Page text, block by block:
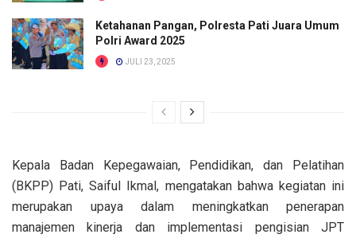
Ketahanan Pangan, Polresta Pati Juara Umum
Polri Award 2025
JULI 23, 2025
Kepala Badan Kepegawaian, Pendidikan, dan Pelatihan
(BKPP) Pati, Saiful Ikmal, mengatakan bahwa kegiatan ini
merupakan upaya dalam meningkatkan penerapan
manajemen kinerja dan implementasi pengisian JPT